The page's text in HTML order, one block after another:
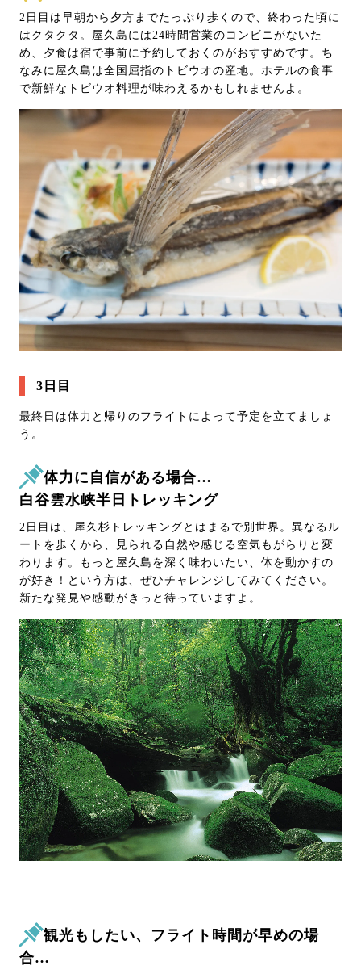
2日目は早朝から夕方までたっぷり歩くので、終わった頃に
はクタクタ。屋久島には24時間営業のコンビニがないた
め、夕食は宿で事前に予約しておくのがおすすめです。ち
なみに屋久島は全国屈指のトビウオの産地。ホテルの食事
で新鮮なトビウオ料理が味わえるかもしれませんよ。
3日目
最終日は体力と帰りのフライトによって予定を立てましょ
う。
体力に自信がある場合…
白谷雲水峡半日トレッキング
2日目は、屋久杉トレッキングとはまるで別世界。異なるル
ートを歩くから、見られる自然や感じる空気もがらりと変
わります。もっと屋久島を深く味わいたい、体を動かすの
が好き！という方は、ぜひチャレンジしてみてください。
新たな発見や感動がきっと待っていますよ。
観光もしたい、フライト時間が早めの場
合…